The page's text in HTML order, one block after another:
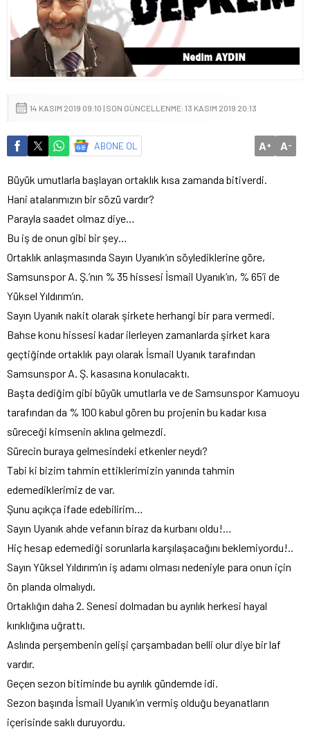
14 KASIM 2019 09:10 | SON GÜNCELLENME: 13 KASIM 2019 20:13
ABONE OL A+ A-
Büyük umutlarla başlayan ortaklık kısa zamanda bitiverdi.
Hani atalarımızın bir sözü vardır?
Parayla saadet olmaz diye…
Bu iş de onun gibi bir şey…
Ortaklık anlaşmasında Sayın Uyanık’ın söylediklerine göre,
Samsunspor A. Ş.’nın % 35 hissesi İsmail Uyanık’ın, % 65’i de
Yüksel Yıldırım’ın.
Sayın Uyanık nakit olarak şirkete herhangi bir para vermedi.
Bahse konu hissesi kadar ilerleyen zamanlarda şirket kara
geçtiğinde ortaklık payı olarak İsmail Uyanık tarafından
Samsunspor A. Ş. kasasına konulacaktı.
Başta dediğim gibi büyük umutlarla ve de Samsunspor Kamuoyu
tarafından da % 100 kabul gören bu projenin bu kadar kısa
süreceği kimsenin aklına gelmezdi.
Sürecin buraya gelmesindeki etkenler neydı?
Tabi ki bizim tahmin ettiklerimizin yanında tahmin
edemediklerimiz de var.
Şunu açıkça ifade edebilirim…
Sayın Uyanık ahde vefanın biraz da kurbanı oldu!…
Hiç hesap edemediği sorunlarla karşılaşacağını beklemiyordu!..
Sayın Yüksel Yıldırım’ın iş adamı olması nedeniyle para onun için
ön planda olmalıydı.
Ortaklığın daha 2. Senesi dolmadan bu ayrılık herkesi hayal
kırıklığına uğrattı.
Aslında perşembenin gelişi çarşambadan belli olur diye bir laf
vardır.
Geçen sezon bitiminde bu ayrılık gündemde idi.
Sezon başında İsmail Uyanık’ın vermiş olduğu beyanatların
içerisinde saklı duruyordu.